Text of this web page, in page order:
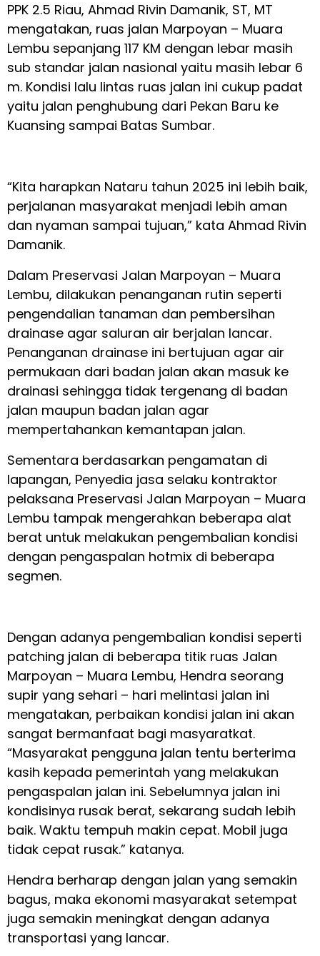
PPK 2.5 Riau, Ahmad Rivin Damanik, ST, MT
mengatakan, ruas jalan Marpoyan – Muara
Lembu sepanjang 117 KM dengan lebar masih
sub standar jalan nasional yaitu masih lebar 6
m. Kondisi lalu lintas ruas jalan ini cukup padat
yaitu jalan penghubung dari Pekan Baru ke
Kuansing sampai Batas Sumbar.
“Kita harapkan Nataru tahun 2025 ini lebih baik,
perjalanan masyarakat menjadi lebih aman
dan nyaman sampai tujuan,” kata Ahmad Rivin
Damanik.
Dalam Preservasi Jalan Marpoyan – Muara
Lembu, dilakukan penanganan rutin seperti
pengendalian tanaman dan pembersihan
drainase agar saluran air berjalan lancar.
Penanganan drainase ini bertujuan agar air
permukaan dari badan jalan akan masuk ke
drainasi sehingga tidak tergenang di badan
jalan maupun badan jalan agar
mempertahankan kemantapan jalan.
Sementara berdasarkan pengamatan di
lapangan, Penyedia jasa selaku kontraktor
pelaksana Preservasi Jalan Marpoyan – Muara
Lembu tampak mengerahkan beberapa alat
berat untuk melakukan pengembalian kondisi
dengan pengaspalan hotmix di beberapa
segmen.
Dengan adanya pengembalian kondisi seperti
patching jalan di beberapa titik ruas Jalan
Marpoyan – Muara Lembu, Hendra seorang
supir yang sehari – hari melintasi jalan ini
mengatakan, perbaikan kondisi jalan ini akan
sangat bermanfaat bagi masyaratkat.
“Masyarakat pengguna jalan tentu berterima
kasih kepada pemerintah yang melakukan
pengaspalan jalan ini. Sebelumnya jalan ini
kondisinya rusak berat, sekarang sudah lebih
baik. Waktu tempuh makin cepat. Mobil juga
tidak cepat rusak.” katanya.
Hendra berharap dengan jalan yang semakin
bagus, maka ekonomi masyarakat setempat
juga semakin meningkat dengan adanya
transportasi yang lancar.